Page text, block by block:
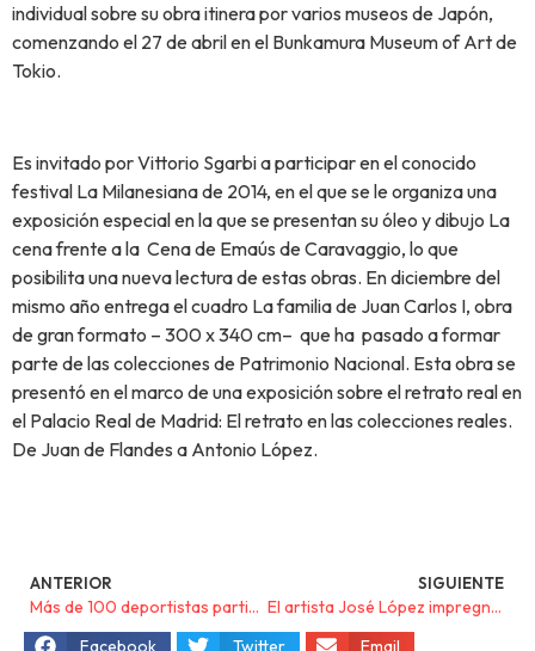
individual sobre su obra itinera por varios museos de Japón,
comenzando el 27 de abril en el Bunkamura Museum of Art de
Tokio.
Es invitado por Vittorio Sgarbi a participar en el conocido
festival La Milanesiana de 2014, en el que se le organiza una
exposición especial en la que se presentan su óleo y dibujo La
cena frente a la Cena de Emaús de Caravaggio, lo que
posibilita una nueva lectura de estas obras. En diciembre del
mismo año entrega el cuadro La familia de Juan Carlos I, obra
de gran formato – 300 x 340 cm– que ha pasado a formar
parte de las colecciones de Patrimonio Nacional. Esta obra se
presentó en el marco de una exposición sobre el retrato real en
el Palacio Real de Madrid: El retrato en las colecciones reales.
De Juan de Flandes a Antonio López.
ANTERIOR
Más de 100 deportistas participarán en el IX Triatlón Bahía de Portmán este 1 de junio
SIGUIENTE
El artista José López impregna la esencia flamenca del Cante de las Minas en el vestuario de las azafatas
Facebook
Twitter
Email